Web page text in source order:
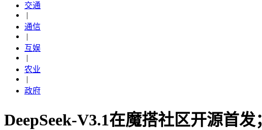
交通
|
通信
|
互娱
|
农业
|
政府
DeepSeek-V3.1在魔搭社区开源首